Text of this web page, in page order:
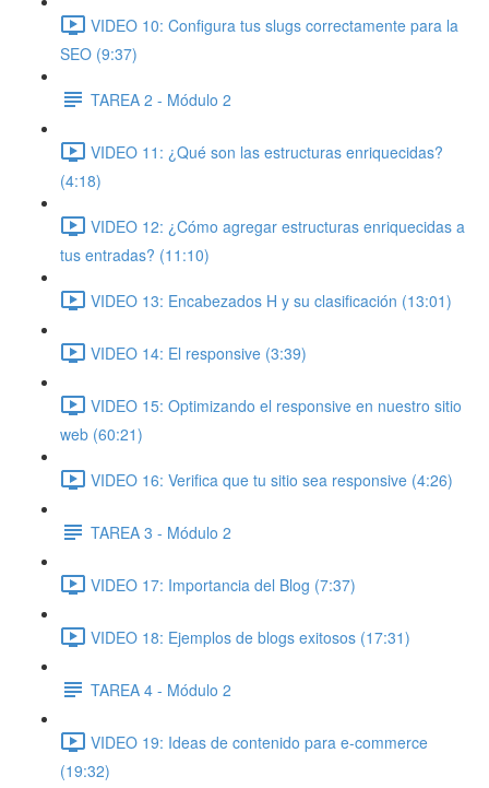
VIDEO 10: Configura tus slugs correctamente para la
SEO (9:37)
TAREA 2 - Módulo 2
VIDEO 11: ¿Qué son las estructuras enriquecidas?
(4:18)
VIDEO 12: ¿Cómo agregar estructuras enriquecidas a
tus entradas? (11:10)
VIDEO 13: Encabezados H y su clasificación (13:01)
VIDEO 14: El responsive (3:39)
VIDEO 15: Optimizando el responsive en nuestro sitio
web (60:21)
VIDEO 16: Verifica que tu sitio sea responsive (4:26)
TAREA 3 - Módulo 2
VIDEO 17: Importancia del Blog (7:37)
VIDEO 18: Ejemplos de blogs exitosos (17:31)
TAREA 4 - Módulo 2
VIDEO 19: Ideas de contenido para e-commerce
(19:32)